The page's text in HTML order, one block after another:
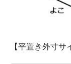
【平置き外寸